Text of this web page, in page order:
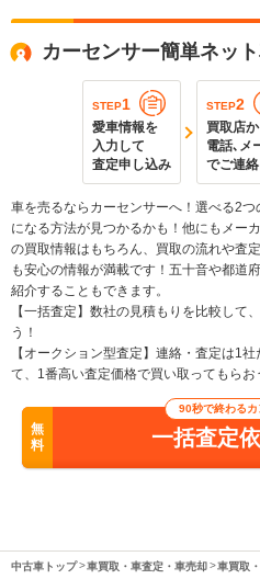
カーセンサー簡単ネッ
STEP1
愛車情報を
入力して
査定申し込み
STEP2
買取店
電話､メ
でご連絡
車を売るならカーセンサーへ！選べる2
になる方法が見つかるかも！他にもメー
の買取情報はもちろん、買取の流れや査
も安心の情報が満載です！五十音や都道
紹介することもできます。
【一括査定】数社の見積もりを比較して
う！
【オークション型査定】連絡・査定は1
て、1番高い査定価格で買い取ってもらお
無
料
90秒で終わるカ
一括査定
中古車トップ 車買取・車査定・車売却 車買取